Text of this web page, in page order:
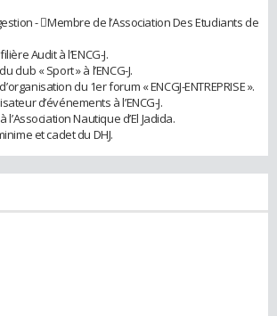
- Membre de l’Association Des Etudiants de
Audit à l’ENCG-J.
« Sport » à l’ENCG-J.
du 1er forum « ENCGJ-ENTREPRISE ».
d’événements à l’ENCG-J.
Nautique d’El Jadida.
et cadet du DHJ.